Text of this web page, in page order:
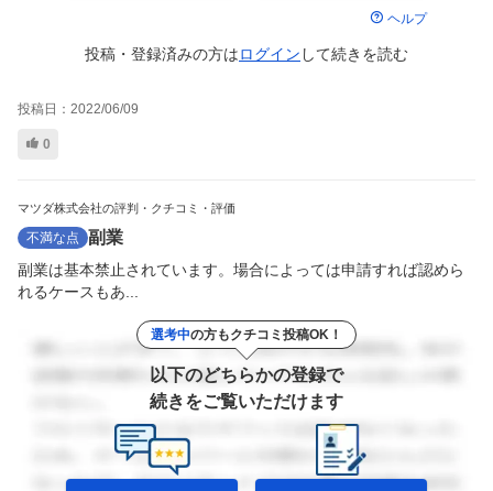
ヘルプ
投稿・登録済みの方はログイン して続きを読む
投稿日： 2022/06/09
0
マツダ株式会社の評判・クチコミ・評価
不満な点 副業
副業は基本禁止されています。場合によっては申請すれば認めら
れるケースもあ...
選考中の方もクチコミ投稿OK！
以下のどちらかの登録で
続きをご覧いただけます